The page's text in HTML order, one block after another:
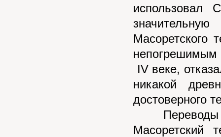
использовал
Масоретского
непогрешимым
IV веке,
никакой
достоверного
Переводы
Масоретский